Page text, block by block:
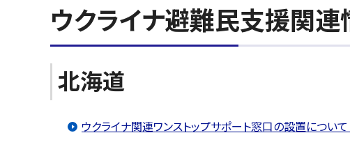
ウクライナ避難民支援関連
北海道
ウクライナ関連ワンストップサポート窓口の設置について